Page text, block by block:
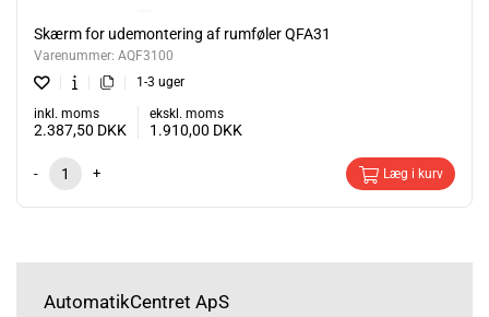
Skærm for udemontering af rumføler QFA31
Varenummer: AQF3100
1-3 uger
inkl. moms
2.387,50 DKK
ekskl. moms
1.910,00 DKK
- + Læg i kurv
AutomatikCentret ApS